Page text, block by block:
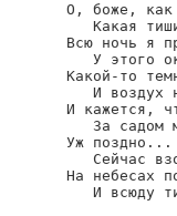
О, боже, как
Какая
Всю ночь я
У этого
Какой-то
И воздух
И кажется,
За садом
Уж поздно...
Сейчас
На небесах
И всюду